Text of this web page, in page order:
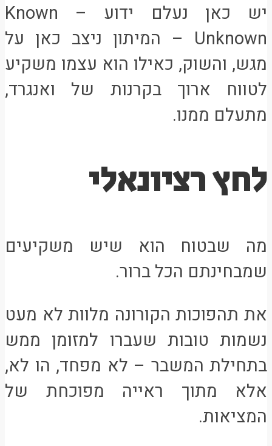
יש כאן נעלם ידוע – Known
Unknown – המיתון ניצב כאן על
מגש, והשוק, כאילו הוא עצמו משקיע
לטווח ארוך בקרנות של ואנגרד,
מתעלם ממנו.
לחץ רציונאלי
מה שבטוח הוא שיש משקיעים
שמבחינתם הכל ברור.
את תהפוכות הקורונה מלוות לא מעט
נשמות טובות שעברו למזומן ממש
בתחילת המשבר – לא מפחד, הו לא,
אלא מתוך ראייה מפוכחת של
המציאות.